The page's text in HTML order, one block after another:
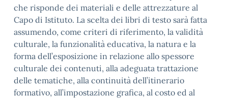
che risponde dei materiali e delle attrezzature al
Capo di Istituto. La scelta dei libri di testo sarà fatta
assumendo, come criteri di riferimento, la validità
culturale, la funzionalità educativa, la natura e la
forma dell’esposizione in relazione allo spessore
culturale dei contenuti, alla adeguata trattazione
delle tematiche, alla continuità dell’itinerario
formativo, all’impostazione grafica, al costo ed al